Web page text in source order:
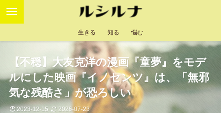
生きる 知る 悩む
【不穏】大友克洋の漫画『童夢』をモデ
ルにした映画『イノセンツ』は、「無邪
気な残酷さ」が恐ろしい
2023-12-15 2026-07-23